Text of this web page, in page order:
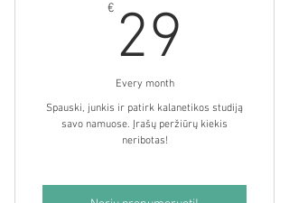
€ 29
Every month
Spauski, junkis ir patirk kalanetikos studiją
savo namuose. Įrašų peržiūrų kiekis
neribotas!